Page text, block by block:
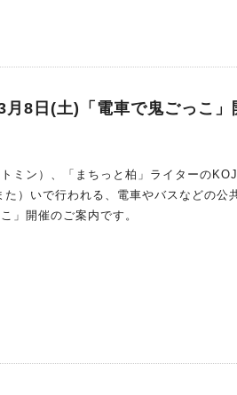
月8日(土)「電車で鬼ごっこ
ミン）、「まちっと柏」ライターの
」開催のご案内です。